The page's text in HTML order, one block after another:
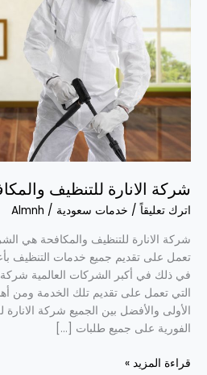
شركة الانارة للتنظيف
اترك تعليقاً / خدمات سعودية /
Almnh
شركة الانارة للتنظيف والمكافحة هي
تعمل على تقديم جميع خدمات التنظيف
في ذلك في أكبر الشركات العالمية شركة
التي تعمل على تقديم تلك الخدمة ومن
الأولى والأفضل بين الجميع شركة الانارة
الفورية على جميع طلبات […]
قراءة المزيد »